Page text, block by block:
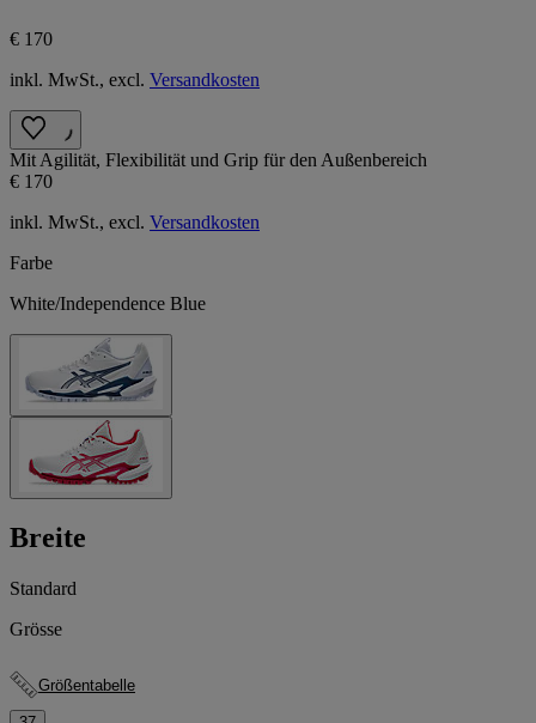
€ 170
inkl. MwSt., excl. Versandkosten
Mit Agilität, Flexibilität und Grip für den Außenbereich
€ 170
inkl. MwSt., excl. Versandkosten
Farbe
White/Independence Blue
Breite
Standard
Grösse
Größentabelle